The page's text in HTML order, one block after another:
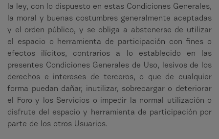
la ley, con lo dispuesto en estas Condiciones Generales,
la moral y buenas costumbres generalmente aceptadas
y el orden público, y se obliga a abstenerse de utilizar
el espacio o herramienta de participación con fines o
efectos ilícitos, contrarios a lo establecido en las
presentes Condiciones Generales de Uso, lesivos de los
derechos e intereses de terceros, o que de cualquier
forma puedan dañar, inutilizar, sobrecargar o deteriorar
el Foro y los Servicios o impedir la normal utilización o
disfrute del espacio y herramienta de participación por
parte de los otros Usuarios.